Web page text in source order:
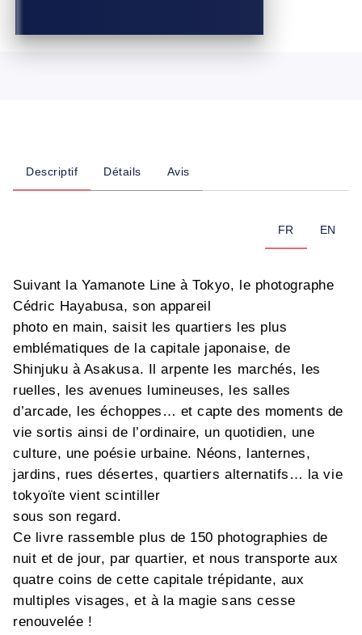
Descriptif Détails Avis
FR EN
Suivant la Yamanote Line à Tokyo, le photographe
Cédric Hayabusa, son appareil
photo en main, saisit les quartiers les plus
emblématiques de la capitale japonaise, de
Shinjuku à Asakusa. Il arpente les marchés, les
ruelles, les avenues lumineuses, les salles
d’arcade, les échoppes… et capte des moments de
vie sortis ainsi de l’ordinaire, un quotidien, une
culture, une poésie urbaine. Néons, lanternes,
jardins, rues désertes, quartiers alternatifs… la vie
tokyoïte vient scintiller
sous son regard.
Ce livre rassemble plus de 150 photographies de
nuit et de jour, par quartier, et nous transporte aux
quatre coins de cette capitale trépidante, aux
multiples visages, et à la magie sans cesse
renouvelée !